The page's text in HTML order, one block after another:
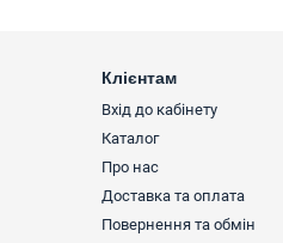
Клієнтам
Вхід до кабінету
Каталог
Про нас
Доставка та оплата
Повернення та обмін